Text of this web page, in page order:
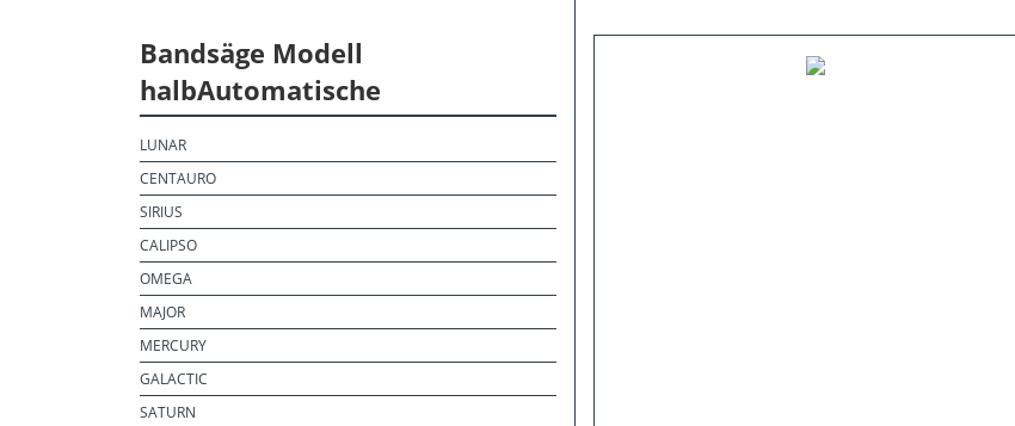
Bandsӓge Modell
halbAutomatische
LUNAR
CENTAURO
SIRIUS
CALIPSO
OMEGA
MAJOR
MERCURY
GALACTIC
SATURN